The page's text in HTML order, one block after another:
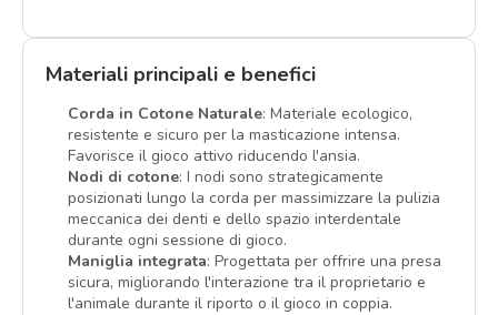
Materiali principali e benefici
Corda in Cotone Naturale: Materiale ecologico,
resistente e sicuro per la masticazione intensa.
Favorisce il gioco attivo riducendo l'ansia.
Nodi di cotone: I nodi sono strategicamente
posizionati lungo la corda per massimizzare la pulizia
meccanica dei denti e dello spazio interdentale
durante ogni sessione di gioco.
Maniglia integrata: Progettata per offrire una presa
sicura, migliorando l'interazione tra il proprietario e
l'animale durante il riporto o il gioco in coppia.